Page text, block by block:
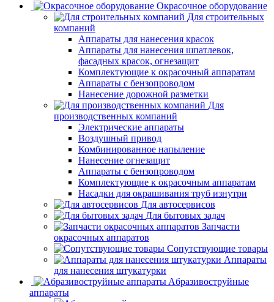
Окрасочное оборудование
Для строительных
компаний
Аппараты для нанесения красок
Аппараты для нанесения шпатлевок,
фасадных красок, огнезащит
Комплектующие к окрасочный аппаратам
Аппараты с бензопроводом
Нанесение дорожной разметки
Для
производственных компаний
Электрические аппараты
Воздушный привод
Комбинированное напыление
Нанесение огнезащит
Аппараты с бензопроводом
Комплектующие к окрасочным аппаратам
Насадки для окрашивания труб изнутри
Для автосервисов
Для бытовых задач
Запчасти
окрасочных аппаратов
Сопутствующие товары
Аппараты
для нанесения штукатурки
Aбразивоструйные
аппараты